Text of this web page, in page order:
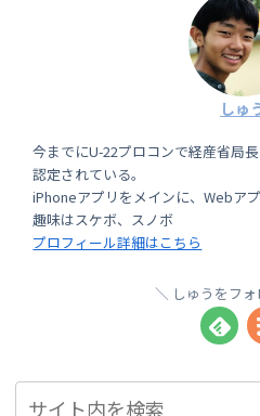
しゅ
今までにU-22プロコンで経産省局
認定されている。
iPhoneアプリをメインに、Webア
趣味はスケボ、スノボ
プロフィール詳細はこちら
しゅうをフ